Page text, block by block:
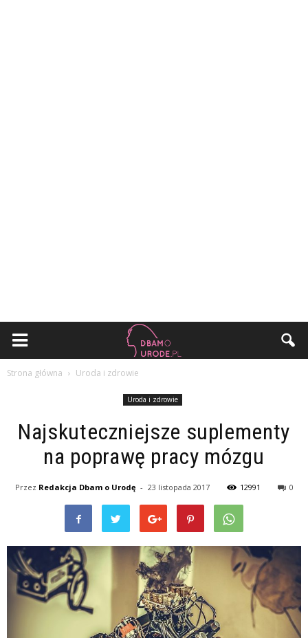
Strona główna Uroda i zdrowie
Uroda i zdrowie
Najskuteczniejsze suplementy
na poprawę pracy mózgu
Przez Redakcja Dbam o Urodę - 23 listopada 2017 12991 0